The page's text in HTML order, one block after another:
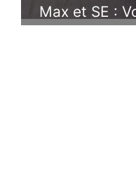
Max et SE :